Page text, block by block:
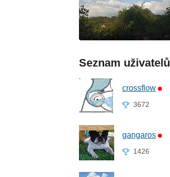
Seznam uživatelů
crossflow
3672
gangaros
1426